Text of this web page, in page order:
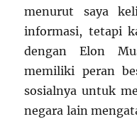
menurut saya
informasi, tetapi
dengan Elon
memiliki peran
sosialnya untuk
negara lain